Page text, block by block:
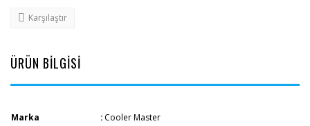
Karşılaştır
ÜRÜN BİLGİSİ
Marka : Cooler Master